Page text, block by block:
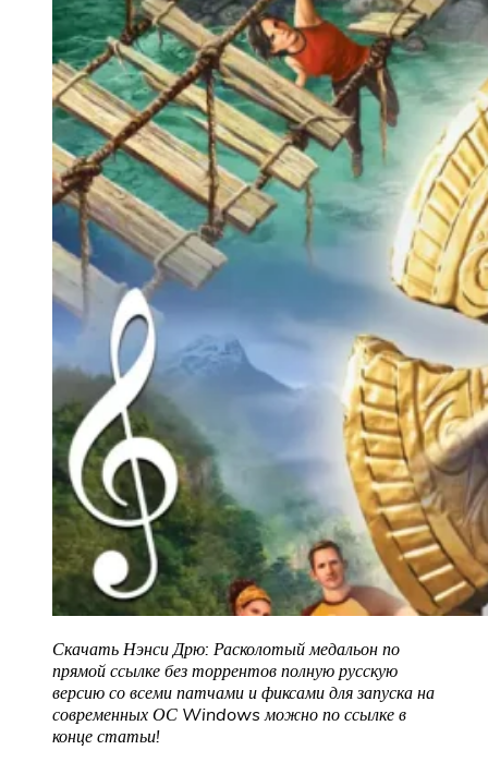
Скачать Нэнси Дрю: Расколотый медальон по
прямой ссылке без торрентов полную русскую
версию со всеми патчами и фиксами для запуска на
современных ОС Windows можно по ссылке в
конце статьи!